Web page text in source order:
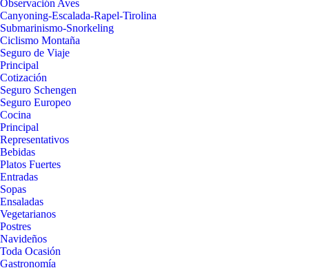
Observación Aves
Canyoning-Escalada-Rapel-Tirolina
Submarinismo-Snorkeling
Ciclismo Montaña
Seguro de Viaje
Principal
Cotización
Seguro Schengen
Seguro Europeo
Cocina
Principal
Representativos
Bebidas
Platos Fuertes
Entradas
Sopas
Ensaladas
Vegetarianos
Postres
Navideños
Toda Ocasión
Gastronomía